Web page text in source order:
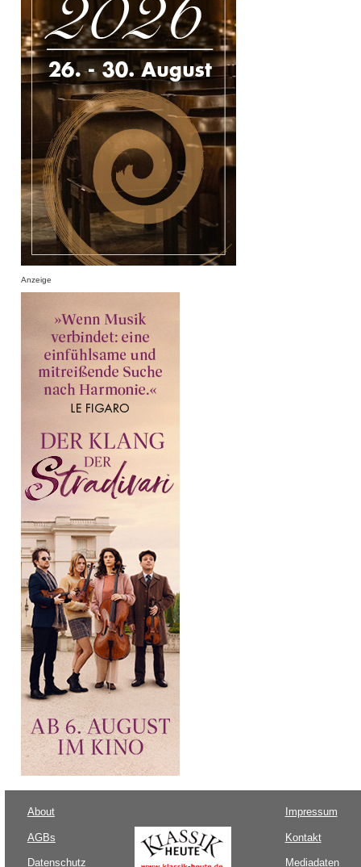
Anzeige
About
AGBs
Datenschutz
Impressum
Kontakt
Mediadaten